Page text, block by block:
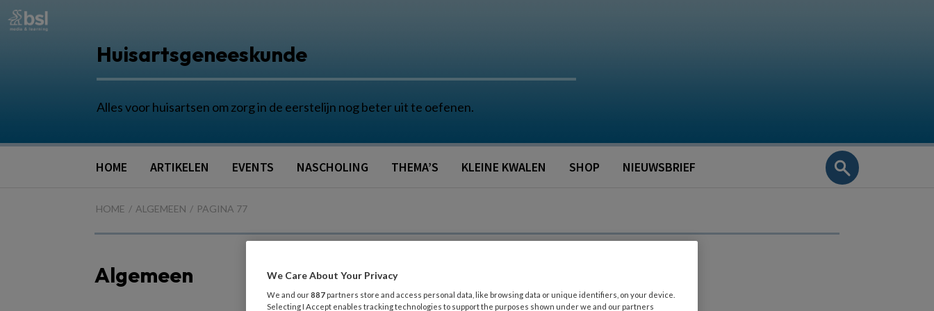
Huisartsgeneeskunde
Alles voor huisartsen om zorg in de eerstelijn nog beter uit te oefenen.
HOME ARTIKELEN EVENTS NASCHOLING THEMA’S KLEINE KWALEN SHOP NIEUWSBRIEF
HOME ALGEMEEN PAGINA 77
Algemeen We Care About Your Privacy
We and our887 partners store and access personal data, like browsing data or unique identifiers, on your device.
Selecting I Accept enables tracking technologies to support the purposes shown under we and our partners